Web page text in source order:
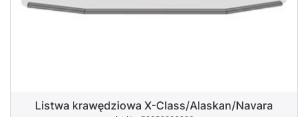
Listwa krawędziowa X-Class/Alaskan/Navara